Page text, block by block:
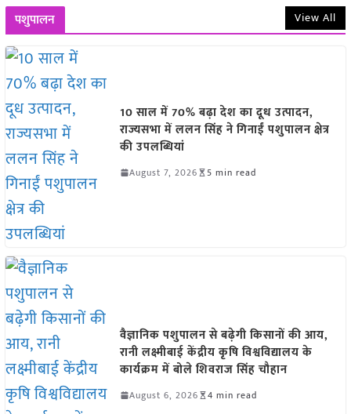
पशुपालन View All
10 साल में 70% बढ़ा देश का दूध उत्पादन,
राज्यसभा में ललन सिंह ने गिनाईं पशुपालन क्षेत्र
की उपलब्धियां
August 7, 2026 5 min read
वैज्ञानिक पशुपालन से बढ़ेगी किसानों की आय,
रानी लक्ष्मीबाई केंद्रीय कृषि विश्वविद्यालय के
कार्यक्रम में बोले शिवराज सिंह चौहान
August 6, 2026 4 min read